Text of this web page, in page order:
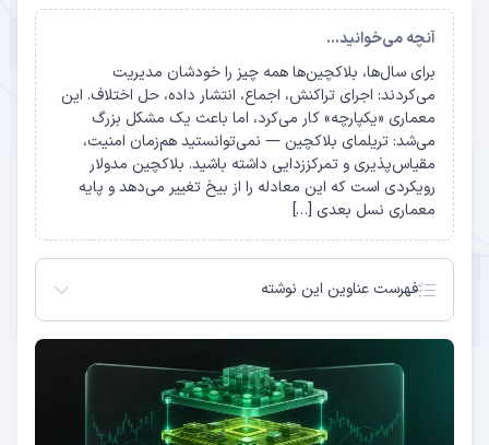
آنچه می‌خوانید...
برای سال‌ها، بلاکچین‌ها همه چیز را خودشان مدیریت
می‌کردند: اجرای تراکنش، اجماع، انتشار داده، حل اختلاف. این
معماری «یکپارچه» کار می‌کرد، اما باعث یک مشکل بزرگ
می‌شد: تریلمای بلاکچین — نمی‌توانستید هم‌زمان امنیت،
مقیاس‌پذیری و تمرکززدایی داشته باشید. بلاکچین مدولار
رویکردی است که این معادله را از بیخ تغییر می‌دهد و پایه
معماری نسل بعدی […]
فهرست عناوین این نوشته
لایه‌های چهارگانه معماری مدولار
App-chain ها: محصول مستقیم معماری مدولار